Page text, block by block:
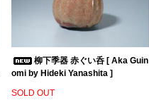
柳下季器 赤ぐい呑 [ Aka Guin
omi by Hideki Yanashita ]
SOLD OUT